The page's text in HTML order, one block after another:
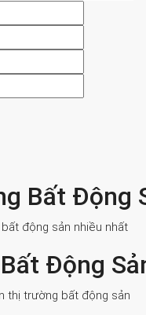
Bất Động
động sản nhiều nhất
Động
thị trường bất động sản